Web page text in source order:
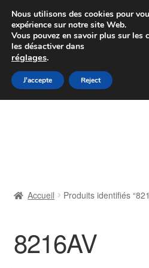
Colissimo livraison à
Du lundi au
Aller
à
Aller
au
Livraison
Accueil Produits identifiés
8216AV
Nous utilisons des cookies pour
expérience sur notre site Web.
Vous pouvez en savoir plus sur les
les désactiver dans
réglages.
J'accepte Reject